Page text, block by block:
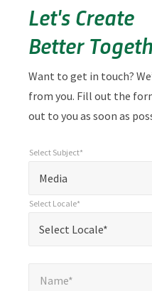
Let's Create
Better
Want to get in touch?
from you. Fill out the
out to you as soon as
required
fields
Media
Select Subject*
Select Locale*
Select Locale*
Name*